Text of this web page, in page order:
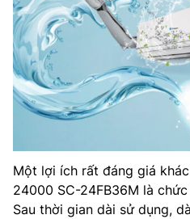
Một lợi ích rất đáng giá
24000 SC-24FB36M là
Sau thời gian dài sử dụng,